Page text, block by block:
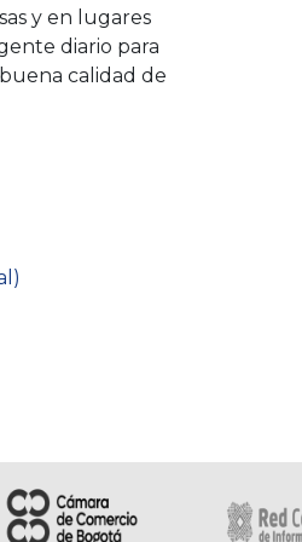
y en lugares
diario para
calidad de